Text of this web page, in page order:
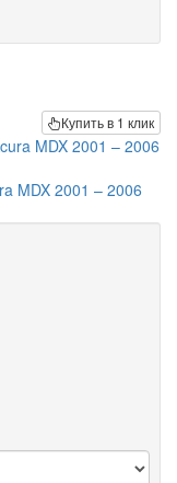
Купить в 1 клик
MDX 2001 – 2006